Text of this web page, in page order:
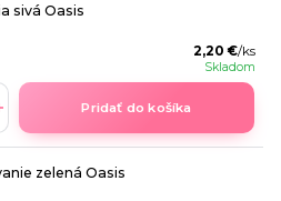
sivá Oasis
2,20 €/ks
Skladom
Pridať do košíka
zelená Oasis